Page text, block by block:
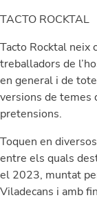
TACTO ROCKTAL
Tacto Rocktal neix
treballadors de
en general i de
versions de temes
pretensions.
Toquen en
entre els quals
el 2023, muntat
Viladecans i amb